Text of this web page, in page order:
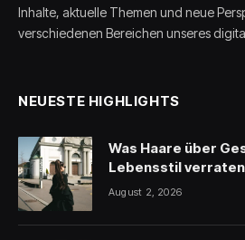
Inhalte, aktuelle Themen und neue
verschiedenen Bereichen unseres
NEUESTE HIGHLIGHTS
Was Haare über
Lebensstil
August 2, 2026